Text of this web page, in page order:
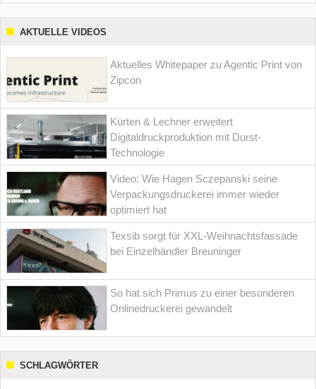
AKTUELLE VIDEOS
Aktuelles Whitepaper zu Agentic Print von
Zipcon
Kürten & Lechner erweitert
Digitaldruckproduktion mit Durst-
Technologie
Video: Wie Hagen Sczepanski seine
Verpackungsdruckerei immer wieder
optimiert hat
Texsib sorgt für XXL-Weihnachtsfassade
bei Einzelhändler Breuninger
So hat sich Primus zu einer besonderen
Onlinedruckerei gewandelt
SCHLAGWÖRTER